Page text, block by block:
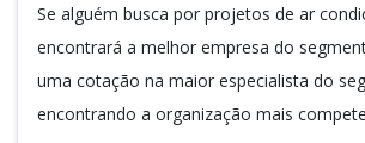
Se alguém busca por projetos de ar
encontrará a melhor empresa do
uma cotação na maior especialista do
encontrando a organização mais